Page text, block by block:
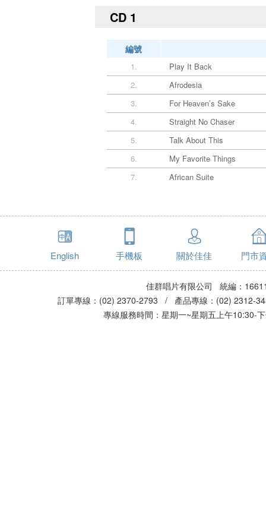
CD 1
編號
1.
Play It Back
2.
Afrodesia
3.
For Heaven’s Sake
4.
Straight No Chaser
5.
Talk About This
6.
My Favorite Things
7.
African Suite
English 手機板 關於佳佳 門市
佳群唱片有限公司 統編：
訂單專線：(02) 2370-2793 / 產品專線：(02)
專線服務時間：星期一~星期五上午10:30-